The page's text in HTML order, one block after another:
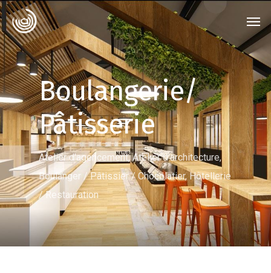
Boulangerie/
Pâtisserie
Atelier d'agencement,Atelier d'architecture,
Boulanger / Pâtissier / Chocolatier,Hôtellerie
/ Restauration